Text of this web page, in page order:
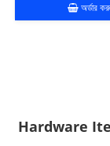
অর্ডার
Hardware